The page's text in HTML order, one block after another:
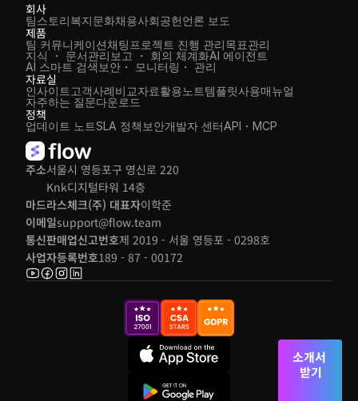
주소서울시 영등포구 영신로 220
Knk디지털타워 14층
마드라스체크(주) 대표자이학준
이메일support@flow.team
통신판매업신고번호제 2019 - 서울 영등포 - 0298호
사업자등록번호189 - 87 - 00172
회사
팀스토리복지문화채용사회공헌언론 보도
제품
팀 커뮤니케이션채팅 프로젝트 진행 관리목표관리
지식 ・ 문서관리 보고 ・ 회의 체계화
AI 스마트 검색
AI 에이전트
보안・ 모니터링・ 관리
자료실
인사이트 고객사례비교자료활용노트템플릿사용매뉴얼
자주하는 질문다운로드
정책
업데이트 노트SLA 정책 보안개발자 센터API・MCP
소개서
받기